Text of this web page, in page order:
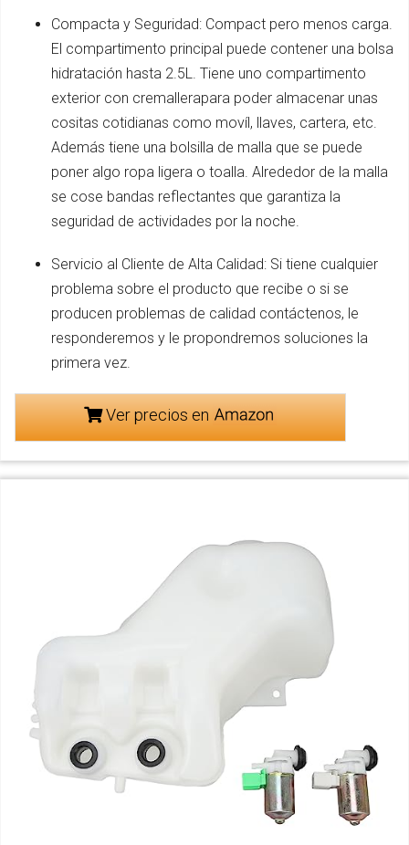
Compacta y Seguridad: Compact pero menos carga.
El compartimento principal puede contener una bolsa
hidratación hasta 2.5L. Tiene uno compartimento
exterior con cremallerapara poder almacenar unas
cositas cotidianas como movíl, llaves, cartera, etc.
Además tiene una bolsilla de malla que se puede
poner algo ropa ligera o toalla. Alrededor de la malla
se cose bandas reflectantes que garantiza la
seguridad de actividades por la noche.
Servicio al Cliente de Alta Calidad: Si tiene cualquier
problema sobre el producto que recibe o si se
producen problemas de calidad contáctenos, le
responderemos y le propondremos soluciones la
primera vez.
Ver precios en